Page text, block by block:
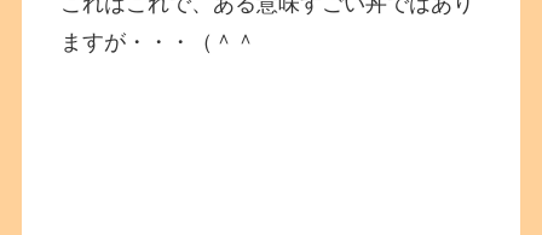
ますが・・・（＾＾